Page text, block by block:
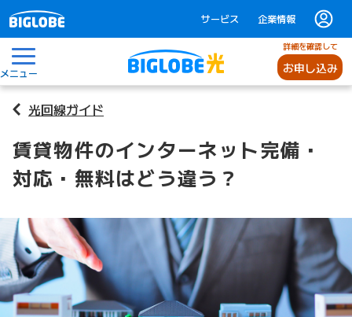
サービス 企業情報
メニュー
詳細を確認して
お申し込み
光回線ガイド
賃貸物件のインターネット完備・
対応・無料はどう違う？